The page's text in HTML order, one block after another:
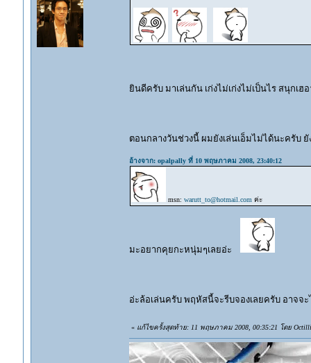
ยินดีครับ มาเล่นกัน เก่งไม่เก่งไม่เป็นไร สนุกเ
ตอนกลางวันช่วงนี้ ผมยังเล่นเอ็มไม่ได้นะครับ
อ้างจาก: opalpally ที่ 10 พฤษภาคม 2008, 23:40:12
msn: warutt_to@hotmail.com ค่ะ
มะอยากคุยกะหนุ่มๆเลยอ่ะ
อ่ะล้อเล่นครับ พฤหัสนี้จะรีบจองเลยครับ อาจ
« แก้ไขครั้งสุดท้าย: 11 พฤษภาคม 2008, 00:35:21 โดย